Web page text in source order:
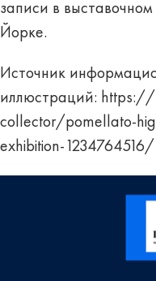
записи в
Йорке.
Источник
иллюстраций: https://
collector/pomellato-
exhibition-1234764516/